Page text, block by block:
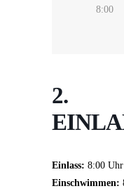
8:00
2.
Einlass: 8:00 Uhr
Einschwimmen: